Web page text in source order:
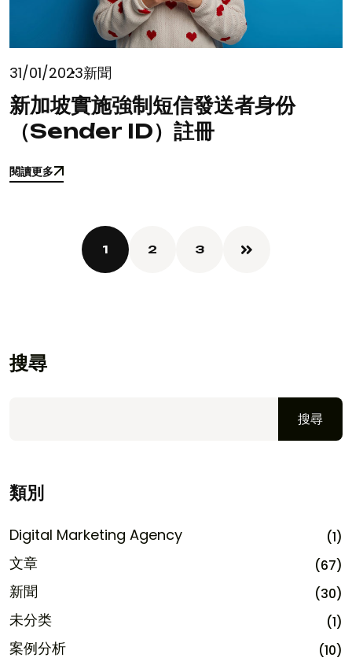
31/01/2023新聞
新加坡實施強制短信發送者身份
（Sender ID）註冊
閱讀更多
閱讀更多
1 2 3
搜尋
搜尋
類別
Digital Marketing Agency (1)
文章 (67)
新聞 (30)
未分类 (1)
案例分析 (10)